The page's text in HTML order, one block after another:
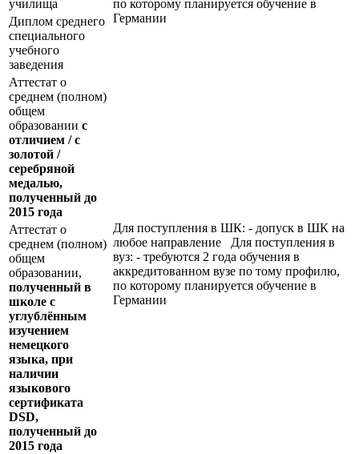
по которому планируется обучение в
Германии
училища
Диплом среднего
специального
учебного
заведения
Аттестат о
среднем (полном)
общем
образовании с
отличием / с
золотой /
серебряной
медалью,
полученный до
2015 года
Для поступления в ШК: - допуск в ШК на
любое направление Для поступления в
вуз: - требуются 2 года обучения в
аккредитованном вузе по тому профилю,
по которому планируется обучение в
Германии
Аттестат о
среднем (полном)
общем
образовании,
полученный в
школе с
углублённым
изучением
немецкого
языка, при
наличии
языкового
сертификата
DSD,
полученный до
2015 года